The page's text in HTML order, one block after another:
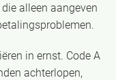
alleen aangeven
in ernst. Code A
achterlopen,